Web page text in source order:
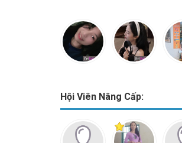
Hội Viên Nâng Cấp: